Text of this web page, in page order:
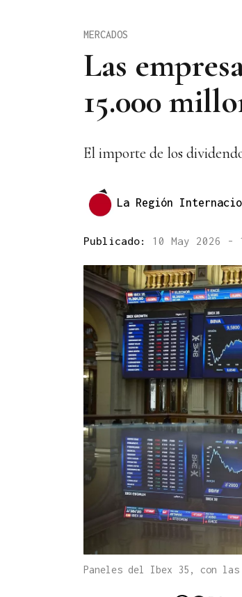
Las
15.000
MERCADOS
El importe de los
La Región
Publicado: 10 May 2026 -
Paneles del Ibex 35, con